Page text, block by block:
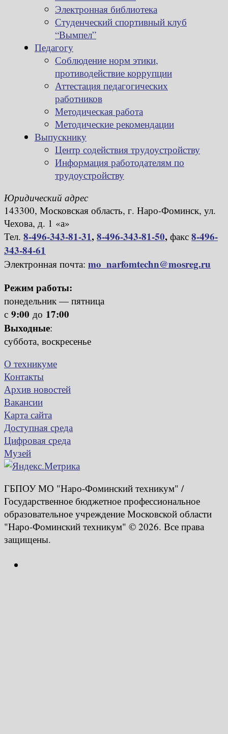
Электронная библиотека
Студенческий спортивный клуб
“Вымпел”
Педагогу
Соблюдение норм этики,
противодействие коррупции
Аттестация педагогических
работников
Методическая работа
Методические рекомендации
Выпускнику
Центр содействия трудоустройству
Информация работодателям по
трудоустройству
Юридический адрес
143300, Московская область, г. Наро-Фоминск, ул.
Чехова, д. 1 «а»
Тел. 8-496-343-81-31,8-496-343-81-50, факс 8-496-
343-84-61
Электронная почта: mo_narfomtechn@mosreg.ru
Режим работы:
понедельник — пятница
с 9:00 до 17:00
Выходные:
суббота, воскресенье
О техникуме
Контакты
Архив новостей
Вакансии
Карта сайта
Доступная среда
Цифровая среда
Музей
ГБПОУ МО "Наро-Фоминский техникум" /
Государственное бюджетное профессиональное
образовательное учреждение Московской области
"Наро-Фоминский техникум" © 2026. Все права
защищены.